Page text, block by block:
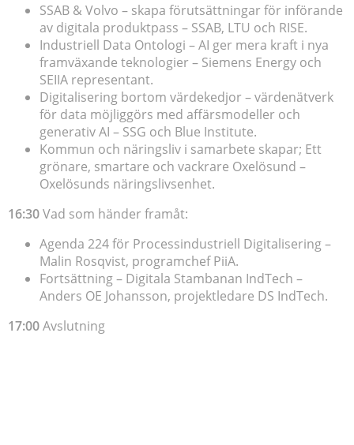
SSAB & Volvo – skapa förutsättningar för införande
av digitala produktpass – SSAB, LTU och RISE.
Industriell Data Ontologi – AI ger mera kraft i nya
framväxande teknologier – Siemens Energy och
SEIIA representant.
Digitalisering bortom värdekedjor – värdenätverk
för data möjliggörs med affärsmodeller och
generativ AI – SSG och Blue Institute.
Kommun och näringsliv i samarbete skapar; Ett
grönare, smartare och vackrare Oxelösund –
Oxelösunds näringslivsenhet.
16:30Vad som händer framåt:
Agenda 224 för Processindustriell Digitalisering –
Malin Rosqvist, programchef PiiA.
Fortsättning – Digitala Stambanan IndTech –
Anders OE Johansson, projektledare DS IndTech.
17:00Avslutning